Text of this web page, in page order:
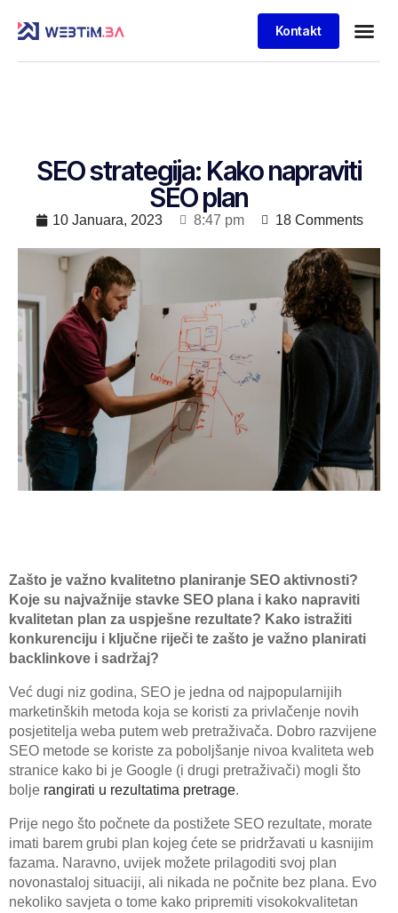
Kontakt
SEO strategija: Kako napraviti
SEO plan
10 Januara, 2023 8:47 pm 18 Comments
Zašto je važno kvalitetno planiranje SEO aktivnosti?
Koje su najvažnije stavke SEO plana i kako napraviti
kvalitetan plan za uspješne rezultate? Kako istražiti
konkurenciju i ključne riječi te zašto je važno planirati
backlinkove i sadržaj?
Već dugi niz godina, SEO je jedna od najpopularnijih
marketinških metoda koja se koristi za privlačenje novih
posjetitelja weba putem web pretraživača. Dobro razvijene
SEO metode se koriste za poboljšanje nivoa kvaliteta web
stranice kako bi je Google (i drugi pretraživači) mogli što
bolje rangirati u rezultatima pretrage.
Prije nego što počnete da postižete SEO rezultate, morate
imati barem grubi plan kojeg ćete se pridržavati u kasnijim
fazama. Naravno, uvijek možete prilagoditi svoj plan
novonastaloj situaciji, ali nikada ne počnite bez plana. Evo
nekoliko savjeta o tome kako pripremiti visokokvalitetan